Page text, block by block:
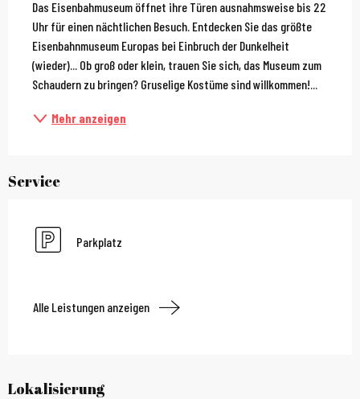
Das Eisenbahmuseum öffnet ihre Türen ausnahmsweise bis 22
Uhr für einen nächtlichen Besuch. Entdecken Sie das größte
Eisenbahnmuseum Europas bei Einbruch der Dunkelheit
(wieder)... Ob groß oder klein, trauen Sie sich, das Museum zum
Schaudern zu bringen? Gruselige Kostüme sind willkommen!...
Mehr anzeigen
Service
Parkplatz
Alle Leistungen anzeigen
Lokalisierung